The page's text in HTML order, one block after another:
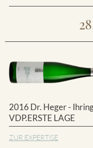
2016 Dr. Heger -
VDP.ERSTE LAGE
ZUR EXPERTISE